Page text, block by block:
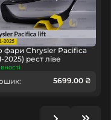
фари Chrysler Pacifica
2025) рест ліве
5699.00 ₴